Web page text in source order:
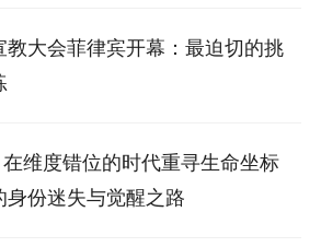
教大会菲律宾开幕：最迫切的挑
维度错位的时代重寻生命坐标
份迷失与觉醒之路